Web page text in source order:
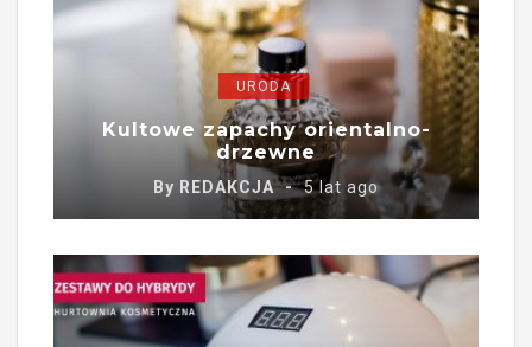
URODA
Kultowe zapachy orientalno-
drzewne
By REDAKCJA 5 lat ago